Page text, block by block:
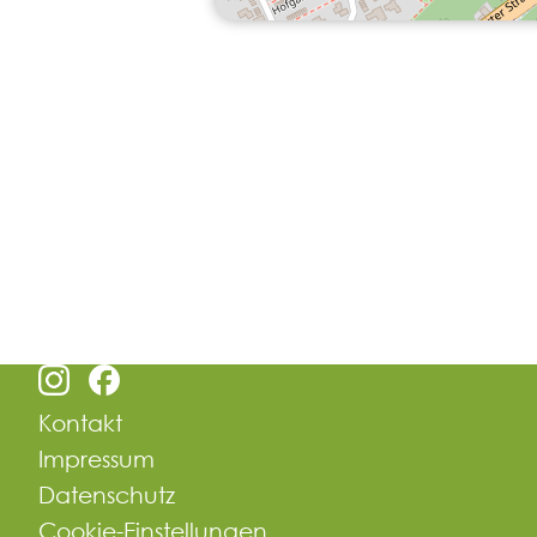
Kontakt
Impressum
Datenschutz
Cookie-Einstellungen